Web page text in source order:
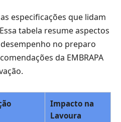
especificações que lidam
tabela resume aspectos
no preparo
da EMBRAPA
Impacto na
Lavoura